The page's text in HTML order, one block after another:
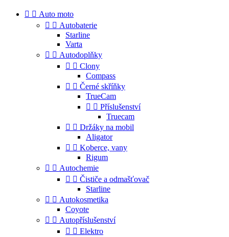
  Auto moto
  Autobaterie
Starline
Varta
  Autodoplňky
  Clony
Compass
  Černé skříňky
TrueCam
  Příslušenství
Truecam
  Držáky na mobil
Aligator
  Koberce, vany
Rigum
  Autochemie
  Čističe a odmašťovač
Starline
  Autokosmetika
Coyote
  Autopříslušenství
  Elektro